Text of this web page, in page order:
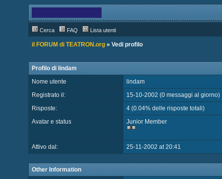
Cerca FAQ Lista utenti
il FORUM di TEATRON.org» Vedi profilo
Profilo di lindam
Nome utente
lindam
Registrato il:
15-10-2002 (0 messaggi al giorno)
Risposte:
4 (0.04% delle risposte totali)
Avatar e status
Junior Member
Attivo dal: 25-11-2002 at 20:41
Other Information